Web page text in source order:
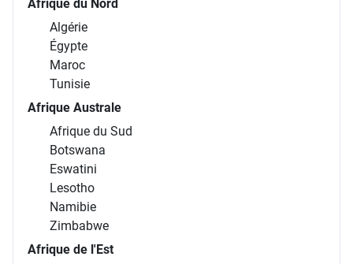
Afrique du Nord
Algérie
Égypte
Maroc
Tunisie
Afrique Australe
Afrique du Sud
Botswana
Eswatini
Lesotho
Namibie
Zimbabwe
Afrique de l'Est